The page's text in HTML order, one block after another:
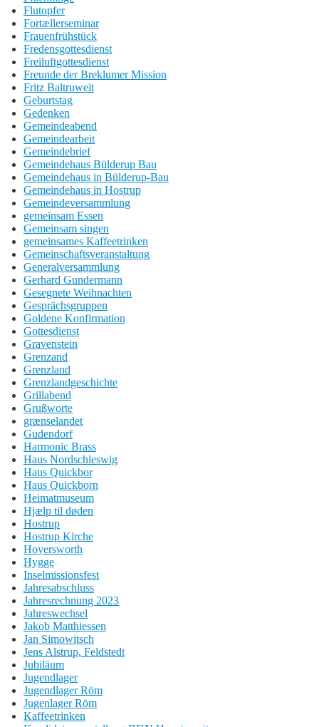
Flutopfer
Fortællerseminar
Frauenfrühstück
Fredensgottesdienst
Freiluftgottesdienst
Freunde der Breklumer Mission
Fritz Baltruweit
Geburtstag
Gedenken
Gemeindeabend
Gemeindearbeit
Gemeindebrief
Gemeindehaus Bülderup Bau
Gemeindehaus in Bülderup-Bau
Gemeindehaus in Hostrup
Gemeindeversammlung
gemeinsam Essen
Gemeinsam singen
gemeinsames Kaffeetrinken
Gemeinschaftsveranstaltung
Generalversammlung
Gerhard Gundermann
Gesegnete Weihnachten
Gesprächsgruppen
Goldene Konfirmation
Gottesdienst
Gravenstein
Grenzand
Grenzland
Grenzlandgeschichte
Grillabend
Grußworte
grænselandet
Gudendorf
Harmonic Brass
Haus Nordschleswig
Haus Quickbor
Haus Quickborn
Heimatmuseum
Hjælp til døden
Hostrup
Hostrup Kirche
Hoyersworth
Hygge
Inselmissionsfest
Jahresabschluss
Jahresrechnung 2023
Jahreswechsel
Jakob Matthiessen
Jan Simowitsch
Jens Alstrup, Feldstedt
Jubiläum
Jugendlager
Jugendlager Röm
Jugenlager Röm
Kaffeetrinken